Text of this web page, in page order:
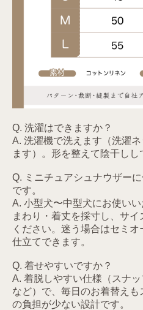
Q. 洗濯はできますか？
A. 洗濯機で洗えます（洗濯
ます）。形を整えて陰干しし
Q. ミニチュアシュナウザー
です。
A. 小型犬〜中型犬にお使い
まわり・着丈を採寸し、サ
ください。迷う場合はセミ
仕立てできます。
Q. 着せやすいですか？
A. 着脱しやすい仕様（スナ
など）で、毎日のお着替え
の負担が少ない設計です。